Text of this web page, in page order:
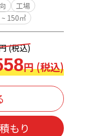
工場
150㎡
(税込)
円 (税込)
もり